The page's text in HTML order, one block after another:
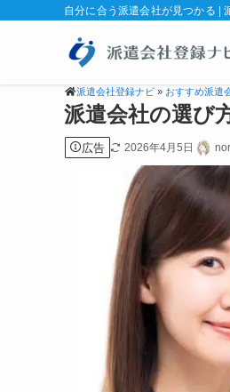
自分に合う派遣会社が見つかる |
派遣会社登録ナビ» おすすめ派遣
派遣会社の選び
広告 2026年4月5日